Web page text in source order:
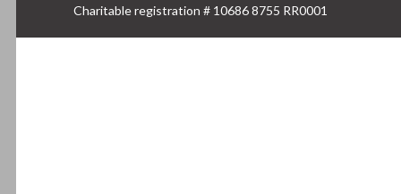
Charitable registration # 10686 8755 RR0001